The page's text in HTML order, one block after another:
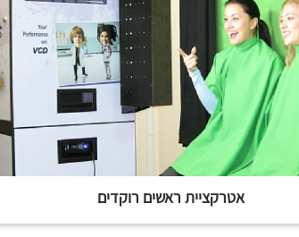
אטרקציית ראשים רוקדים